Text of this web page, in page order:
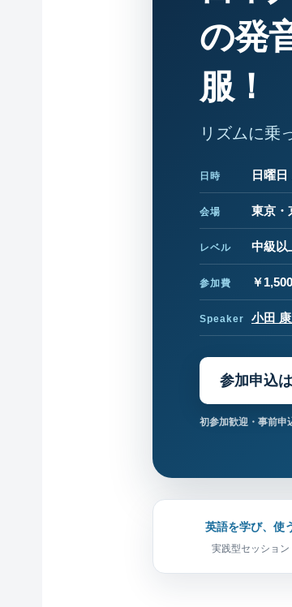
の発
服！
リズムに乗
日時 日曜
会場 東京・
レベル 中級
参加費 ￥1,500
Speaker 小田
参加申込
初参加歓迎・事前申
英語を学び、使
実践型セッション